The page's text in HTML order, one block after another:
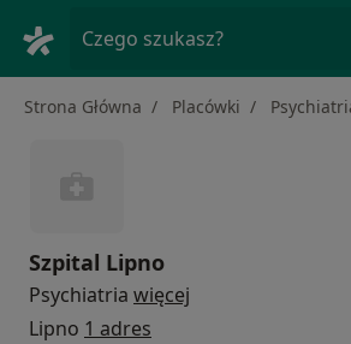
Czego szukasz?
Strona Główna Placówki
Szpital Lipno
Psychiatria więcej
Lipno 1 adres